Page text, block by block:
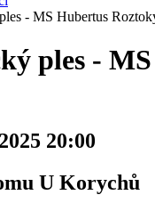
- MS Hubertus
ples -
20:00
U Korychů